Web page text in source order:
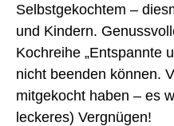
Selbstgekochtem –
und Kindern. G
Kochreihe „Entspannte
nicht beenden können.
mitgekocht haben – es
leckeres) Vergnügen!